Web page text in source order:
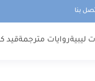
بنا
ليبيةروايات مترجمةقيد